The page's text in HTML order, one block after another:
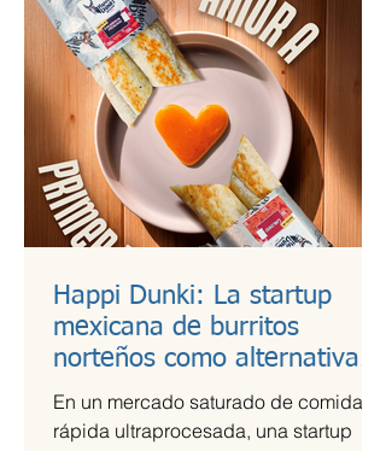
en la escena de la música de fusión.
Happi Dunki: La startup
mexicana de burritos
norteños como alternativa
nutritiva
En un mercado saturado de comida
rápida ultraprocesada, una startup